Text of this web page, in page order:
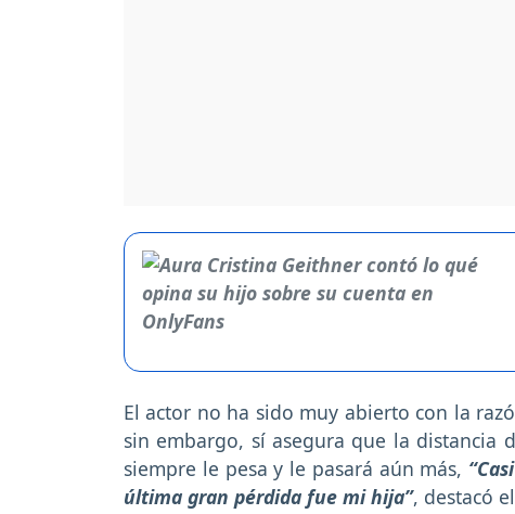
El actor no ha sido muy abierto con la
sin embargo, sí asegura que la
siempre le pesa y le pasará aún más,
última gran pérdida fue mi hija”, destacó